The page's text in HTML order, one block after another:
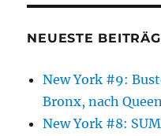
NEUESTE
New York #9:
Bronx, nach
New York #8: